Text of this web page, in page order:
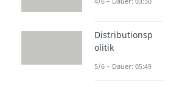
Distributionsp
olitik
5/6 – Dauer: 05:49